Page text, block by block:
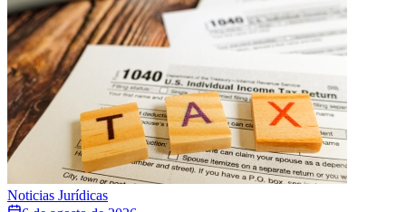
Noticias Jurídicas